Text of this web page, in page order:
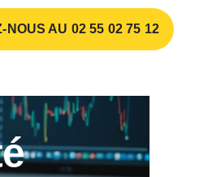
NOUS AU 02 55 02 75 12